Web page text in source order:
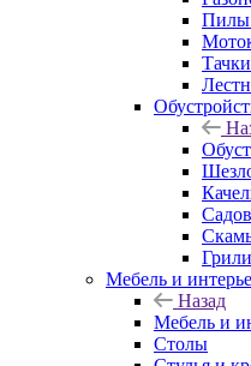
Пилы
Мебель и
Назад
Мебель и
Столы